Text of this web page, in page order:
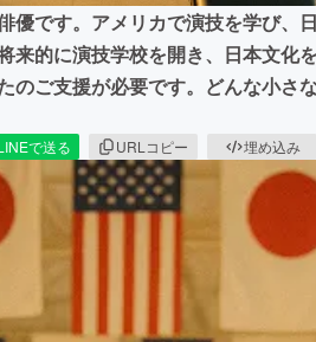
優です。アメリカで演技を学び、
的に演技学校を開き、日本文化
のご支援が必要です。どんな小さ
で送る URLコピー 埋め込み